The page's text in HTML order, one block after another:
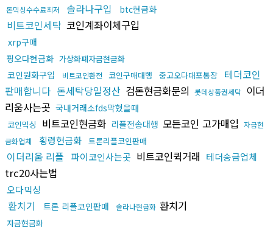
돈믹싱수수료최저 솔라나구입 btc현금화
비트코인세탁 코인계좌이체구입
xrp구매
핑오다현금화 가상화폐자금현금화
코인원화구입 비트코인환전 코인구매대행 중고오다대포통장
테더코인
판매합니다 돈세탁당일정산 검돈현금화문의 롯데상품권세탁 이더
리움사는곳 국내거래소fds막혔을때
코인믹싱 비트코인현금화 리플전송대행 모든코인 고가매입 자금현
금화업체
횡령현금화 트론리플코인판매
이더리움 리플 파이코인사는곳 비트코인퀵거래 테더송금업체
trc20사는법
오다믹싱
환치기 트론 리플코인판매 솔라나현금화 환치기
자금현금화